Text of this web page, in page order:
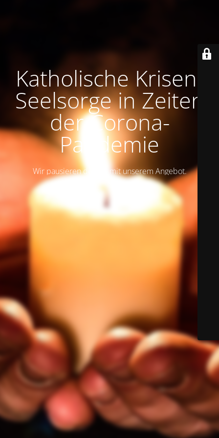
Katholische Krisen-
Seelsorge in Zeiten
der Corona-
Pandemie
Wir pausieren derzeit mit unserem Angebot.